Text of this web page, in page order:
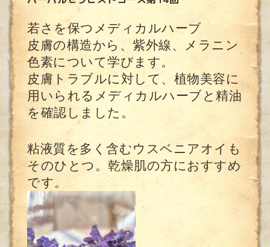
若さを保つメディカルハーブ
皮膚の構造から、紫外線、メラニン
色素について学びます。
皮膚トラブルに対して、植物美容に
用いられるメディカルハーブと精油
を確認しました。
粘液質を多く含むウスベニアオイも
そのひとつ。乾燥肌の方におすすめ
です。